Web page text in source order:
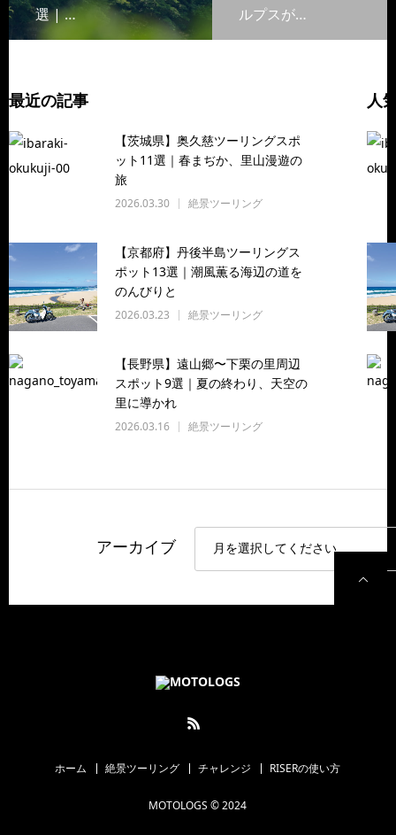
選 | …
ルプスが…
最近の記事
【茨城県】奥久慈ツーリングスポ
ット11選｜春まぢか、里山漫遊の
旅
2026.03.30 絶景ツーリング
【京都府】丹後半島ツーリングス
ポット13選｜潮風薫る海辺の道を
のんびりと
2026.03.23 絶景ツーリング
【長野県】遠山郷〜下栗の里周辺
スポット9選｜夏の終わり、天空の
里に導かれ
2026.03.16 絶景ツーリング
人
アーカイブ
ホーム 絶景ツーリング チャレンジ RISERの使い方
MOTOLOGS © 2024